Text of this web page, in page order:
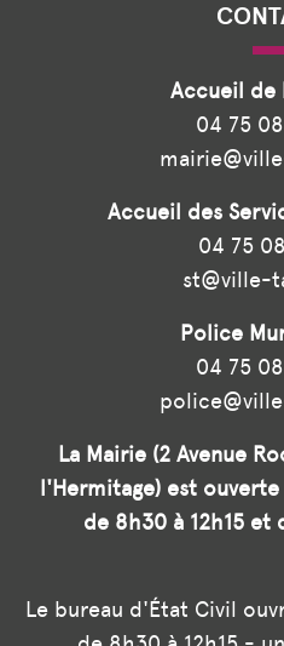
Accueil de
04 75
Accueil des
04 75
st@ville-
Police
04 75
La Mairie (2 Avenue
l'Hermitage) est
de 8h30 à 12h15 et
Le bureau d'État Civil